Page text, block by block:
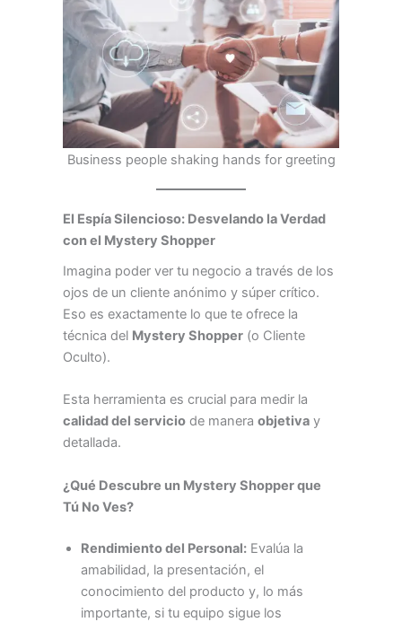
Business people shaking hands for greeting
El Espía Silencioso: Desvelando la Verdad
con el Mystery Shopper
Imagina poder ver tu negocio a través de los
ojos de un cliente anónimo y súper crítico.
Eso es exactamente lo que te ofrece la
técnica del Mystery Shopper (o Cliente
Oculto).
Esta herramienta es crucial para medir la
calidad del servicio de manera objetiva y
detallada.
¿Qué Descubre un Mystery Shopper que
Tú No Ves?
Rendimiento del Personal: Evalúa la
amabilidad, la presentación, el
conocimiento del producto y, lo más
importante, si tu equipo sigue los